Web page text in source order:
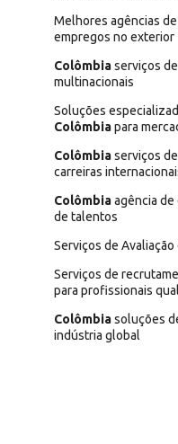
Melhores agências
empregos no exterior
Colômbiaserviços
multinacionais
Soluções
Colômbiapara
Colômbiaserviços
carreiras
Colômbiaagência
de talentos
Serviços de Avaliação
Serviços de
para profissionais
Colômbiasoluções
indústria global